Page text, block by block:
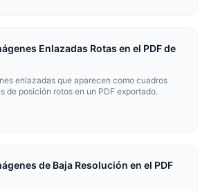
Enlazadas Rotas en el PDF de
enlazadas que aparecen como cuadros
de posición rotos en un PDF exportado.
de Baja Resolución en el PDF